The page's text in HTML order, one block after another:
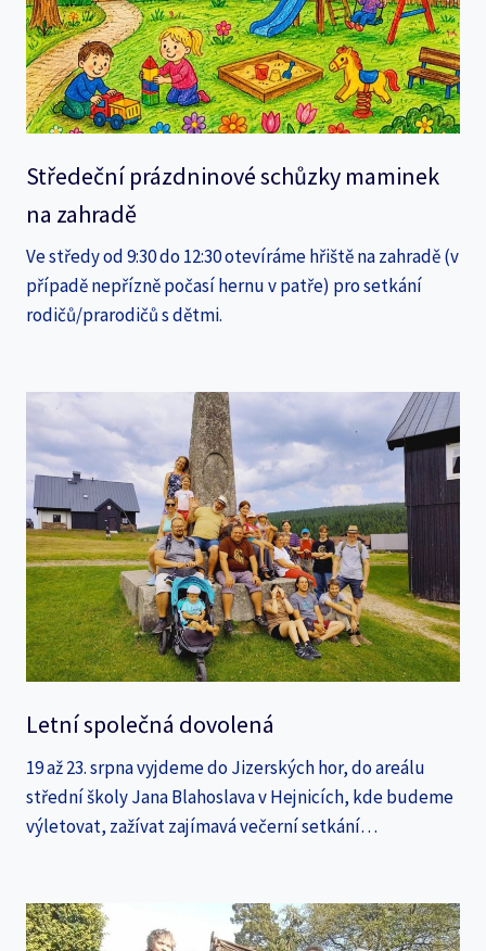
Středeční prázdninové schůzky maminek
na zahradě
Ve středy od 9:30 do 12:30 otevíráme hřiště na zahradě (v
případě nepřízně počasí hernu v patře) pro setkání
rodičů/prarodičů s dětmi.
Letní společná dovolená
19 až 23. srpna vyjdeme do Jizerských hor, do areálu
střední školy Jana Blahoslava v Hejnicích, kde budeme
výletovat, zažívat zajímavá večerní setkání…